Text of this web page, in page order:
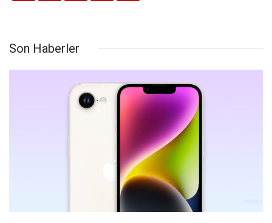
Son Haberler